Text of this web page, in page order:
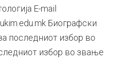
E-mail
Биографски
последниот избор во
избор во звање